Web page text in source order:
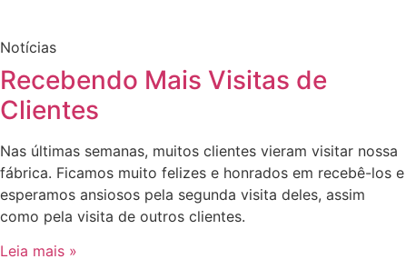
Notícias
Recebendo Mais Visitas de
Clientes
Nas últimas semanas, muitos clientes vieram visitar nossa
fábrica. Ficamos muito felizes e honrados em recebê-los e
esperamos ansiosos pela segunda visita deles, assim
como pela visita de outros clientes.
Leia mais »